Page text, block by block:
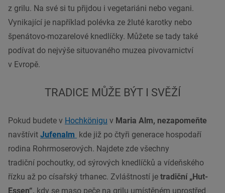
z grilu. Na své si tu přijdou i vegetariáni nebo vegani.
Vynikající je například polévka ze žluté karotky nebo
špenátovo-mozarelové knedlíčky. Můžete se tady také
podívat do nejvýše situovaného muzea pivovarnictví
v Evropě.
TRADICE MŮŽE BÝT I SVĚŽÍ
Pokud budete v Hochkönigu v Maria Alm, nezapomeňte
navštívit Jufenalm kde již po čtyři generace hospodaří
rodina Rohrmoserových. Najdete zde všechny
tradiční pochoutky, od sýrových knedlíčků a vídeňského
řízku až po císařský trhanec. Zvláštností je tradiční „Hut-
Essen“, kdy se maso peče na grilu umístěném uprostřed